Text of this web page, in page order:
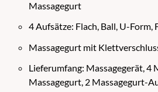
Massagegurt
4 Aufsätze: Flach, Ball, U-Form,
Massagegurt mit
Lieferumfang: Massagegerät, 4
Massagegurt, 2 Massagegurt-